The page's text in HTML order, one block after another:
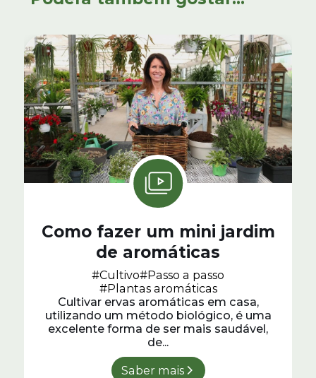
Como fazer um mini jardim
de aromáticas
#Cultivo#Passo a passo
#Plantas aromáticas
Cultivar ervas aromáticas em casa,
utilizando um método biológico, é uma
excelente forma de ser mais saudável,
de...
Saber mais